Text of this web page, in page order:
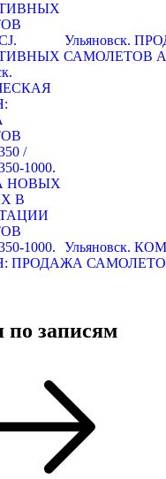
Ульяновск.
САМОЛЕТОВ
Ульяновск.
ПРОДАЖА
по записям